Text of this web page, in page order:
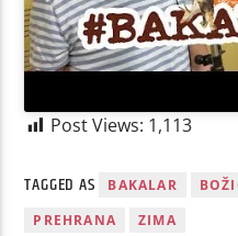
Post Views: 1,113
TAGGED AS BAKALAR
PREHRANA
ZIMA